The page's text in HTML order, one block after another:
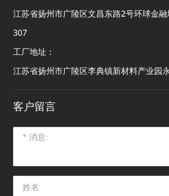
江苏省扬州市广陵区文昌东路2号环球金融
307
工厂地址：
江苏省扬州市广陵区李典镇新材料产业园
客户留言